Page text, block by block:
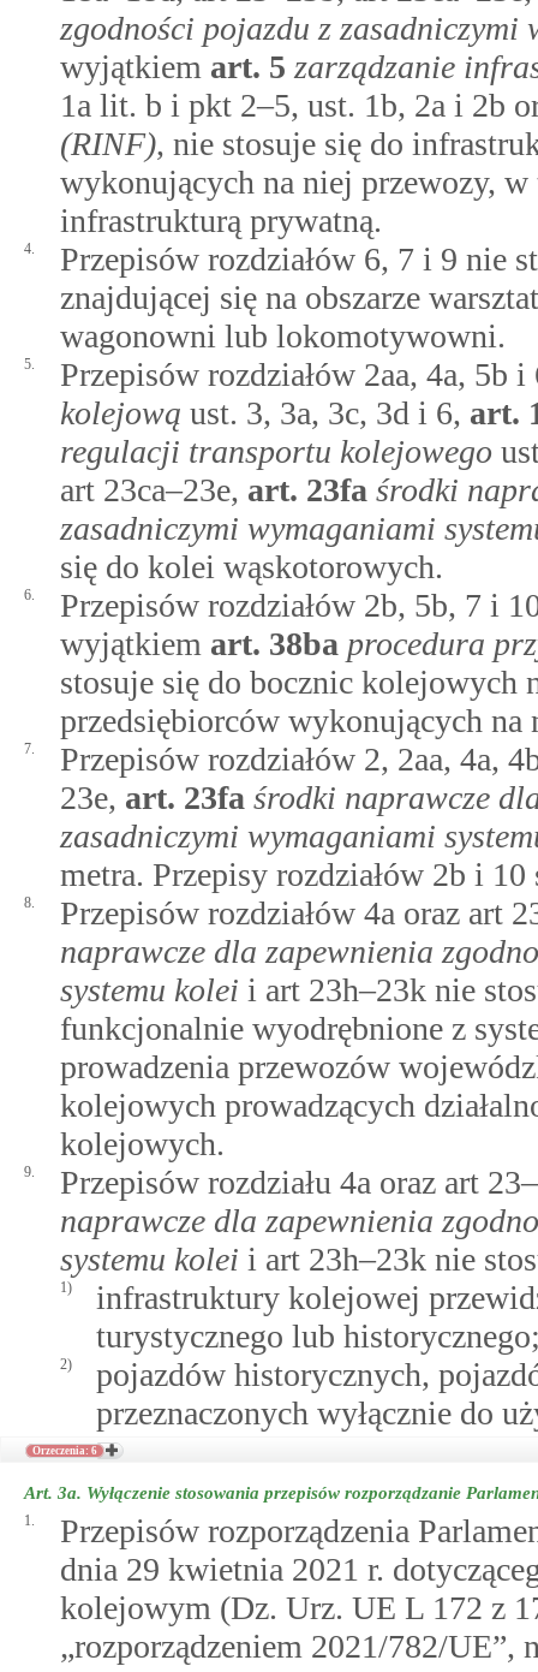
zgodności pojazdu z zasadniczymi
wyjątkiem art. 5 zarządzanie
1a lit. b i pkt 2–5, ust. 1b, 2a i 2b
(RINF), nie stosuje się do
wykonujących na niej przewozy,
infrastrukturą prywatną.
4.
Przepisów rozdziałów 6, 7 i 9 nie
znajdującej się na obszarze
wagonowni lub lokomotywowni.
5.
Przepisów rozdziałów 2aa, 4a, 5b
kolejową ust. 3, 3a, 3c, 3d i 6, art.
regulacji transportu kolejowego
art 23ca–23e, art. 23fa środki
zasadniczymi wymaganiami
się do kolei wąskotorowych.
6.
Przepisów rozdziałów 2b, 5b, 7 i
wyjątkiem art. 38ba procedura
stosuje się do bocznic kolejowych
przedsiębiorców wykonujących na
7.
Przepisów rozdziałów 2, 2aa, 4a,
23e, art. 23fa środki naprawcze
zasadniczymi wymaganiami
metra. Przepisy rozdziałów 2b i
8.
Przepisów rozdziałów 4a oraz art
naprawcze dla zapewnienia
systemu kolei i art 23h–23k nie
funkcjonalnie wyodrębnione z
prowadzenia przewozów
kolejowych prowadzących
kolejowych.
9.
Przepisów rozdziału 4a oraz art
naprawcze dla zapewnienia
systemu kolei i art 23h–23k nie
1)
infrastruktury kolejowej
turystycznego lub
2)
pojazdów historycznych,
przeznaczonych wyłącznie do
Orzeczenia: 6
Art. 3a. Wyłączenie stosowania przepisów rozporządzanie
1.
Przepisów rozporządzenia
dnia 29 kwietnia 2021 r.
kolejowym (Dz. Urz. UE L 172 z
„rozporządzeniem 2021/782/